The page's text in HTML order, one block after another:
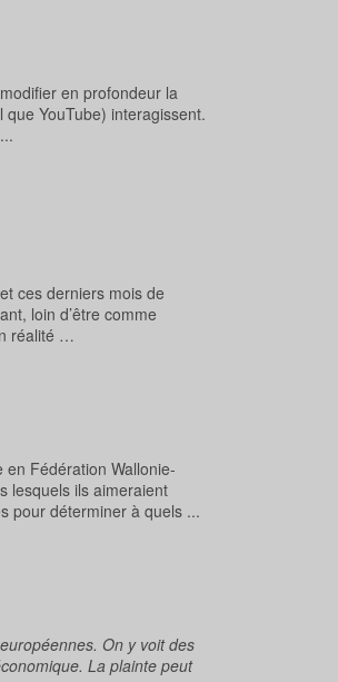
en profondeur la
YouTube) interagissent.
ces derniers mois de
loin d’être comme
réalité …
Fédération Wallonie-
lesquels ils aimeraient
pour déterminer à quels ...
On y voit des
La plainte peut